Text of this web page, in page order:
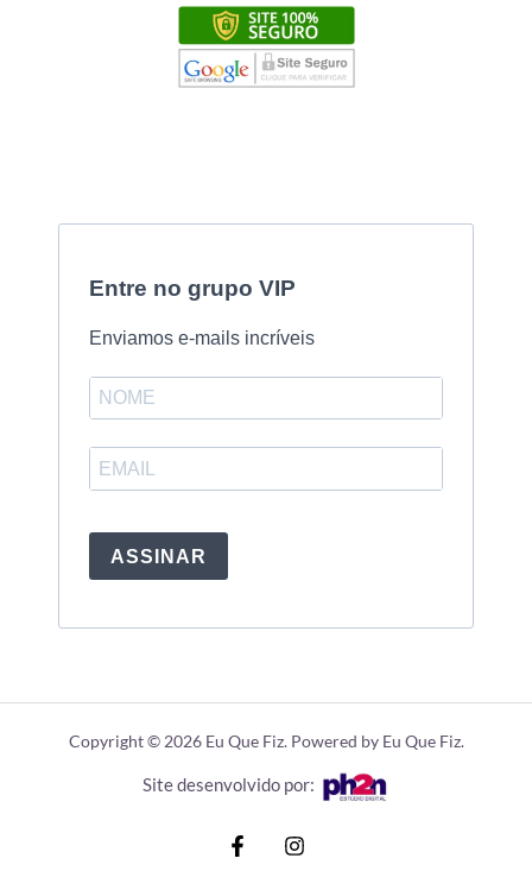
Entre no grupo VIP
Enviamos e-mails incríveis
ASSINAR
Copyright © 2026 Eu Que Fiz. Powered by Eu Que Fiz.
Site desenvolvido por: